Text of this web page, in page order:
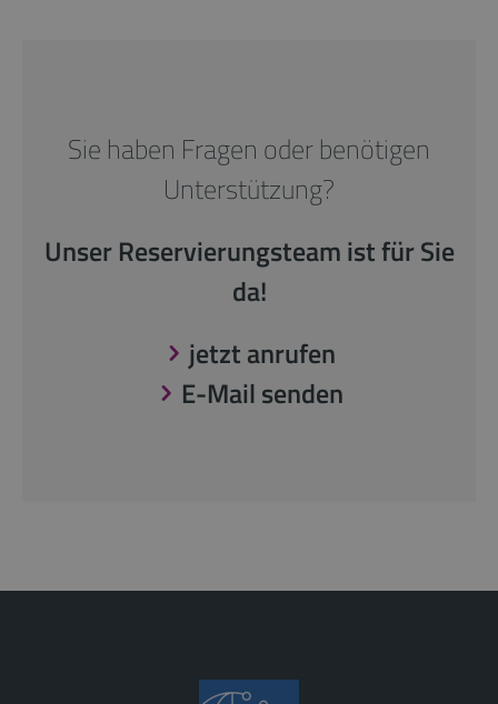
Sie haben Fragen oder benötigen
Unterstützung?
Unser Reservierungsteam ist für Sie
da!
jetzt anrufen
E-Mail senden